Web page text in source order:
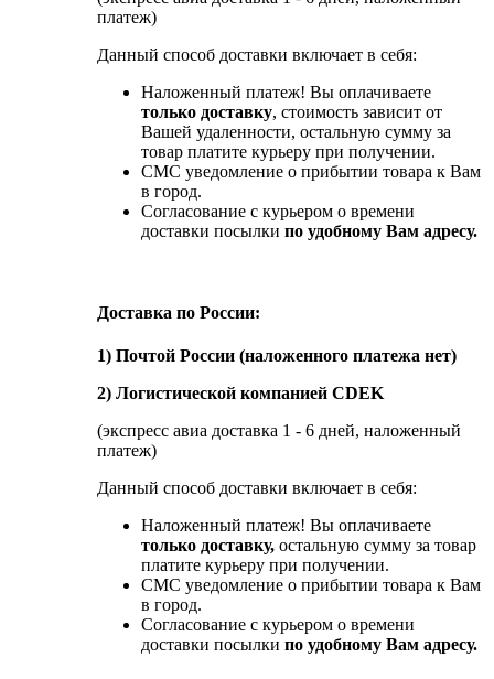
платеж)
Данный способ доставки включает в себя:
Наложенный платеж! Вы оплачиваете
только доставку, стоимость зависит от
Вашей удаленности, остальную сумму за
товар платите курьеру при получении.
СМС уведомление о прибытии товара к Вам
в город.
Согласование с курьером о времени
доставки посылки по удобному Вам адресу.
Доставка по России:
1) Почтой России (наложенного платежа нет)
2) Логистической компанией CDEK
(экспресс авиа доставка 1 - 6 дней, наложенный
платеж)
Данный способ доставки включает в себя:
Наложенный платеж! Вы оплачиваете
только доставку, остальную сумму за товар
платите курьеру при получении.
СМС уведомление о прибытии товара к Вам
в город.
Согласование с курьером о времени
доставки посылки по удобному Вам адресу.